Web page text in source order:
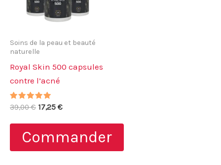
Soins de la peau et beauté
naturelle
Royal Skin 500 capsules
contre l’acné
Note
4.75
39,00€ Le
initial
était :
39,00 €.
17,25 €Le
actuel
est :
17,25 €.
Commander